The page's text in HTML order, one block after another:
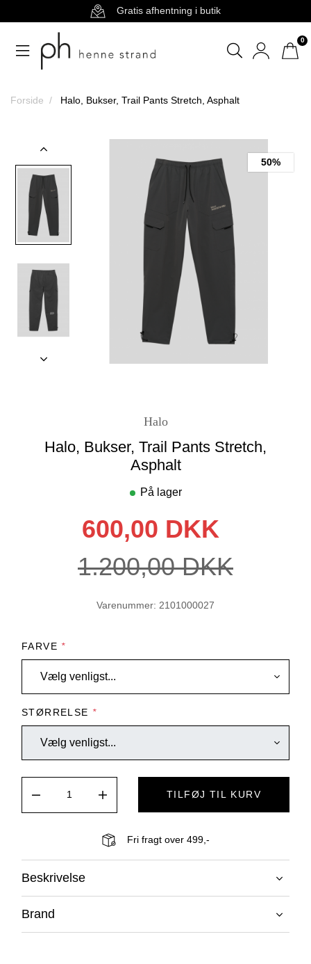
Gratis afhentning i butik
0
Forside Halo, Bukser, Trail Pants Stretch, Asphalt
50%
Halo
Halo, Bukser, Trail Pants Stretch,
Asphalt
På lager
600,00 DKK
1.200,00 DKK
Varenummer: 2101000027
FARVE *
STØRRELSE *
TILFØJ TIL KURV
Fri fragt over 499,-
Beskrivelse
Brand